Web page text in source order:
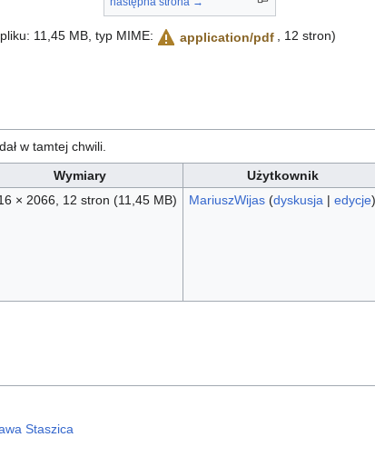
11,45 MB, typ MIME: application/pdf , 12 stron)
w tamtej chwili.
Wymiary Użytkownik
× 2066, 12 stron (11,45 MB) MariuszWijas (dyskusja | edycje)
Staszica